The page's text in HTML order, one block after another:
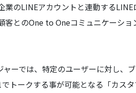
のLINEアカウントと連動するLINE
客とのOne to Oneコミュニケーシ
ーでは、特定のユーザーに対し、
トークする事が可能となる「カス